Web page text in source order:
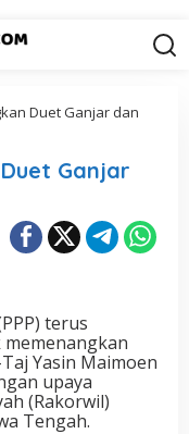
Duet Ganjar dan
Ganjar
terus
Yasin Maimoen
upaya
(Rakorwil)
Tengah.